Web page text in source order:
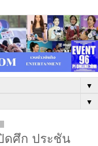
▼
▼
ดศึก ประชัน